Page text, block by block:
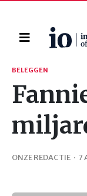
Home
Zoeken
BELEGGEN
ONZE REDACTIE · 7